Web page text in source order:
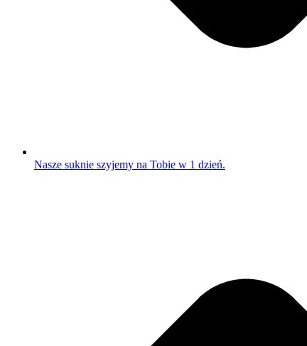
Nasze suknie szyjemy na Tobie w 1 dzień.